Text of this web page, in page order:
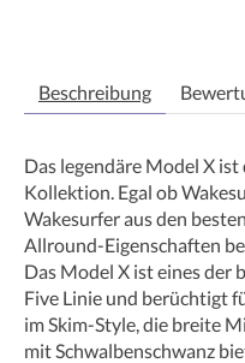
Beschreibung
Das legendäre Model X
Kollektion. Egal ob
Wakesurfer aus den
Allround-Eigenschaften
Das Model X ist eines der
Five Linie und berüchtigt
im Skim-Style, die breite
mit Schwalbenschwanz